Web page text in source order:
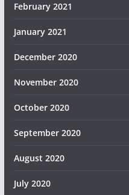
February 2021
January 2021
December 2020
November 2020
October 2020
September 2020
August 2020
July 2020